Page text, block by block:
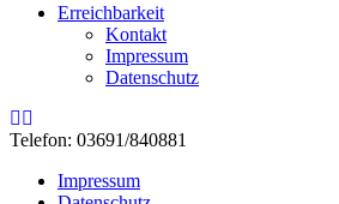
Erreichbarkeit
Kontakt
Impressum
Datenschutz
RssEmail
Telefon: 03691/840881
Impressum